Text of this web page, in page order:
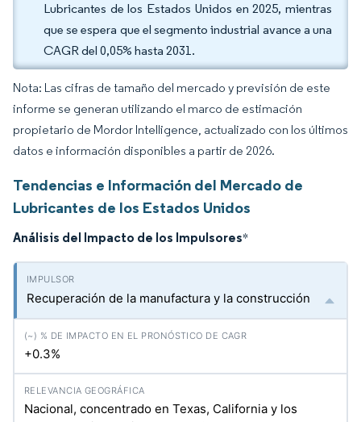
Lubricantes de los Estados Unidos en 2025, mientras
que se espera que el segmento industrial avance a una
CAGR del 0,05% hasta 2031.
Nota: Las cifras de tamaño del mercado y previsión de este
informe se generan utilizando el marco de estimación
propietario de Mordor Intelligence, actualizado con los últimos
datos e información disponibles a partir de 2026.
Tendencias e Información del Mercado de
Lubricantes de los Estados Unidos
Análisis del Impacto de los Impulsores*
Recuperación de la manufactura y la construcción
+0.3%
Nacional, concentrado en Texas, California y los